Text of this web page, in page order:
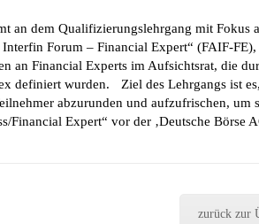
an dem Qualifizierungslehrgang mit
Interfin Forum – Financial Expert“ (FAIF-
an Financial Experts im Aufsichtsrat, die
definiert wurden. Ziel des Lehrgangs ist
abzurunden und aufzufrischen, um
Financial Expert“ vor der ‚Deutsche Börse
zurück zur